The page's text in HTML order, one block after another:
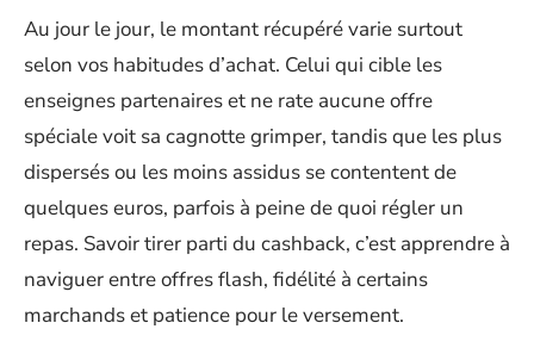
Au jour le jour, le montant récupéré varie surtout
selon vos habitudes d’achat. Celui qui cible les
enseignes partenaires et ne rate aucune offre
spéciale voit sa cagnotte grimper, tandis que les plus
dispersés ou les moins assidus se contentent de
quelques euros, parfois à peine de quoi régler un
repas. Savoir tirer parti du cashback, c’est apprendre à
naviguer entre offres flash, fidélité à certains
marchands et patience pour le versement.